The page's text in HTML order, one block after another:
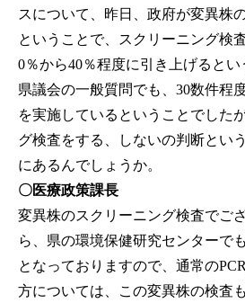
スについて、昨日、政府が変異株
ということで、スクリーニング検
0％から40％程度に引き上げるとい
県議会の一般質問でも、30数件程
を実施しているということでした
グ検査をする、しないの判断とい
にあるんでしょうか。
〇医療政策課長
変異株のスクリーニング検査でご
ら、県の環境保健研究センターで
となっておりますので、通常の
方については、この変異株の検査